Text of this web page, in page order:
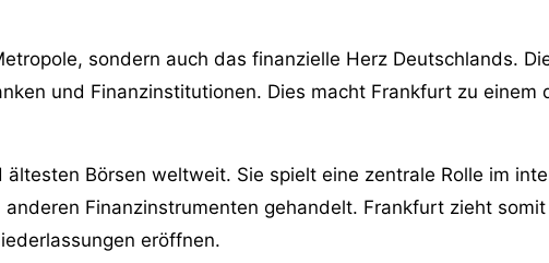
sondern auch das finanzielle Herz Deutschlands.
und Finanzinstitutionen. Dies macht Frankfurt zu einem
Börsen weltweit. Sie spielt eine zentrale Rolle im
Finanzinstrumenten gehandelt. Frankfurt zieht
eröffnen.